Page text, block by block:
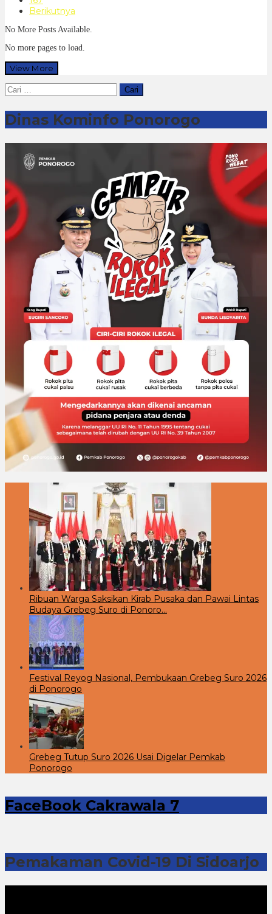
Berikutnya
No More Posts Available.
No more pages to load.
View More
Cari
untuk:
Dinas Kominfo Ponorogo
Ribuan Warga Saksikan Kirab Pusaka dan Pawai Lintas
Budaya Grebeg Suro di Ponoro…
Festival Reyog Nasional, Pembukaan Grebeg Suro 2026
di Ponorogo
Grebeg Tutup Suro 2026 Usai Digelar Pemkab
Ponorogo
FaceBook Cakrawala 7
Pemakaman Covid-19 Di Sidoarjo